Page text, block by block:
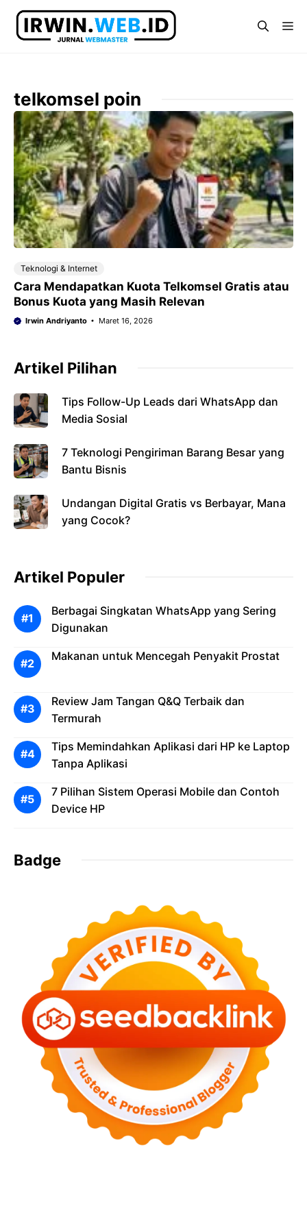
Langsung
telkomsel poin
Teknologi & Internet
Cara Mendapatkan Kuota Telkomsel Gratis atau
Bonus Kuota yang Masih Relevan
Irwin Andriyanto Maret 16, 2026
Artikel Pilihan
Tips Follow-Up Leads dari WhatsApp dan
Media Sosial
7 Teknologi Pengiriman Barang Besar yang
Bantu Bisnis
Undangan Digital Gratis vs Berbayar, Mana
yang Cocok?
Artikel Populer
Berbagai Singkatan WhatsApp yang Sering
Digunakan
Makanan untuk Mencegah Penyakit Prostat
Review Jam Tangan Q&Q Terbaik dan
Termurah
Tips Memindahkan Aplikasi dari HP ke Laptop
Tanpa Aplikasi
7 Pilihan Sistem Operasi Mobile dan Contoh
Device HP
Badge